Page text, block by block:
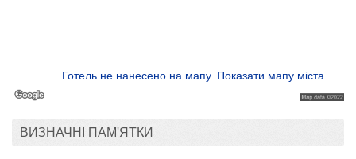
Готель не нанесено на мапу. Показати мапу міста
ВИЗНАЧНІ ПАМ'ЯТКИ